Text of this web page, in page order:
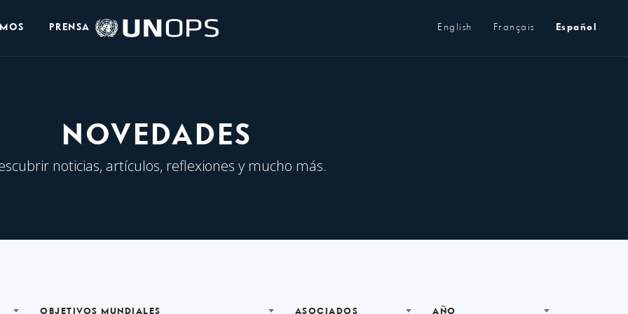
Logo
de
PRENSA English Français Español
NOVEDADES
noticias, artículos, reflexiones y mucho más.
OBJETIVOS MUNDIALES ASOCIADOS AÑO